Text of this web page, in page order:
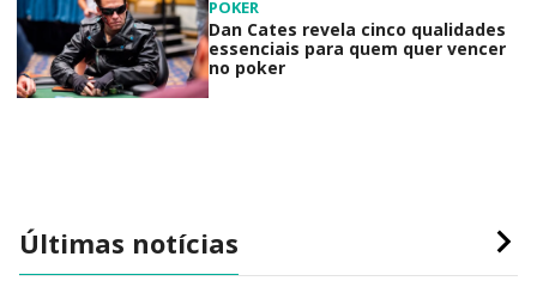
POKER
Dan Cates revela cinco qualidades
essenciais para quem quer vencer
no poker
Últimas notícias